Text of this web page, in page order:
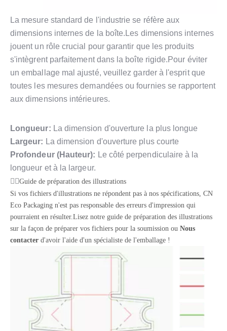
La mesure standard de l'industrie se réfère aux
dimensions internes de la boîte.Les dimensions internes
jouent un rôle crucial pour garantir que les produits
s'intègrent parfaitement dans la boîte rigide.Pour éviter
un emballage mal ajusté, veuillez garder à l'esprit que
toutes les mesures demandées ou fournies se rapportent
aux dimensions intérieures.
Longueur: La dimension d'ouverture la plus longue
Largeur: La dimension d'ouverture plus courte
Profondeur (Hauteur): Le côté perpendiculaire à la
longueur et à la largeur.
Guide de préparation des illustrations
Si vos fichiers d'illustrations ne répondent pas à nos spécifications, CN
Eco Packaging n'est pas responsable des erreurs d'impression qui
pourraient en résulter.Lisez notre guide de préparation des illustrations
sur la façon de préparer vos fichiers pour la soumission ou Nous
contacter d'avoir l'aide d'un spécialiste de l'emballage !